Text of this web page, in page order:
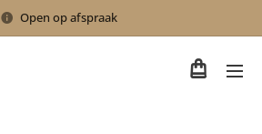
Open op afspraak